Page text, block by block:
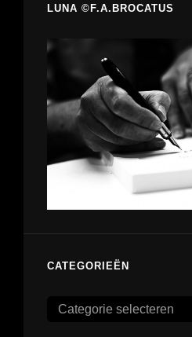
LUNA ©F.A.BROCATUS
CATEGORIEËN
Categorieën